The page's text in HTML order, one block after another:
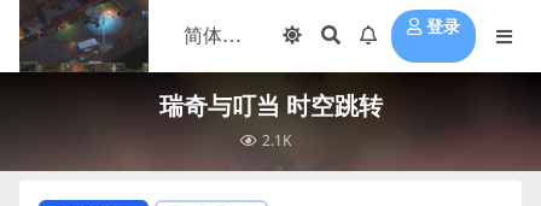
登录
瑞奇与叮当 时空跳转
2.1K